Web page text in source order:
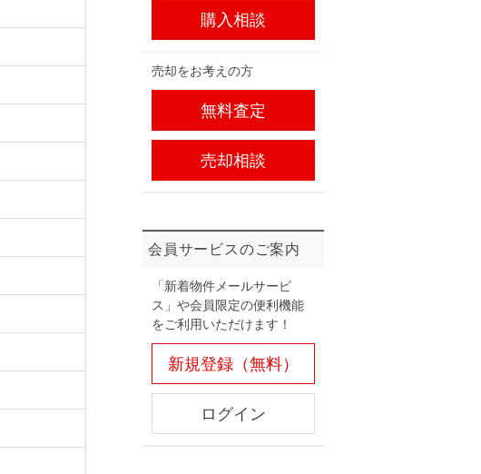
購入相談
売却をお考えの方
無料査定
売却相談
会員サービスのご案内
「新着物件メールサービ
ス」や会員限定の便利機能
をご利用いただけます！
新規登録（無料）
ログイン